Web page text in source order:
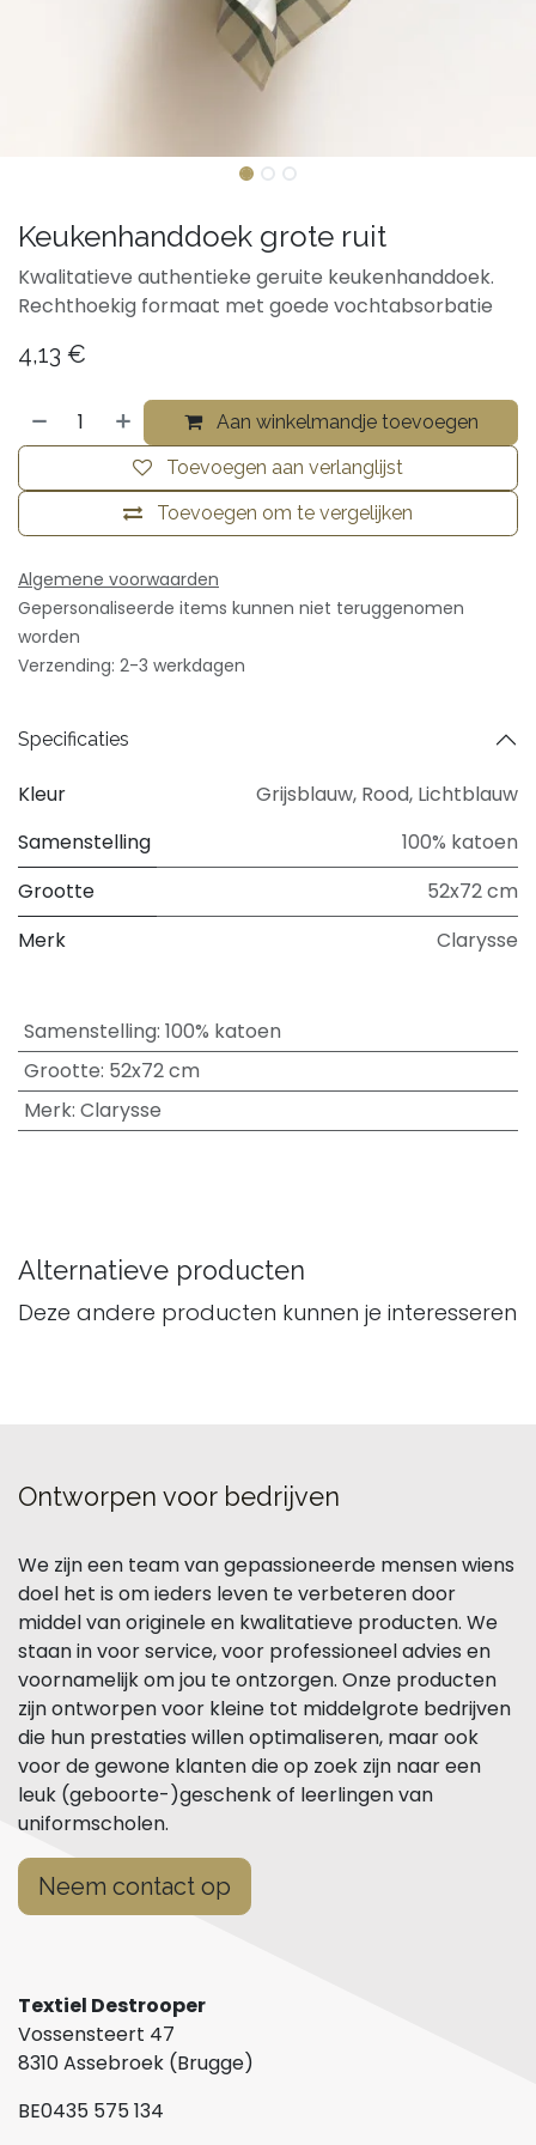
Keukenhanddoek grote ruit
Kwalitatieve authentieke geruite keukenhanddoek.
Rechthoekig formaat met goede vochtabsorbatie
4,13 €
Aan winkelmandje toevoegen
Toevoegen om te vergelijken
Toevoegen aan verlanglijst
Algemene voorwaarden
Gepersonaliseerde items kunnen niet teruggenomen
worden
Verzending: 2-3 werkdagen
Specificaties
Kleur Grijsblauw, Rood, Lichtblauw
Samenstelling
100% katoen
Grootte
52x72 cm
Merk
Clarysse
Samenstelling: 100% katoen
Grootte: 52x72 cm
Merk: Clarysse
Alternatieve producten
Deze andere producten kunnen je interesseren
Ontworpen voor bedrijven
We zijn een team van gepassioneerde mensen wiens
doel het is om ieders leven te verbeteren door
middel van originele en kwalitatieve producten. We
staan in voor service, voor professioneel advies en
voornamelijk om jou te ontzorgen. Onze producten
zijn ontworpen voor kleine tot middelgrote bedrijven
die hun prestaties willen optimaliseren, maar ook
voor de gewone klanten die op zoek zijn naar een
leuk (geboorte-)geschenk of leerlingen van
uniformscholen.
Neem contact op
Textiel Destrooper
Vossensteert 47
8310 Assebroek (Brugge)
BE0435 575 134